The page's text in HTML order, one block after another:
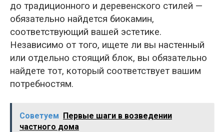
до традиционного и деревенского стилей —
обязательно найдется биокамин,
соответствующий вашей эстетике.
Независимо от того, ищете ли вы настенный
или отдельно стоящий блок, вы обязательно
найдете тот, который соответствует вашим
потребностям.
Советуем Первые шаги в возведении
частного дома